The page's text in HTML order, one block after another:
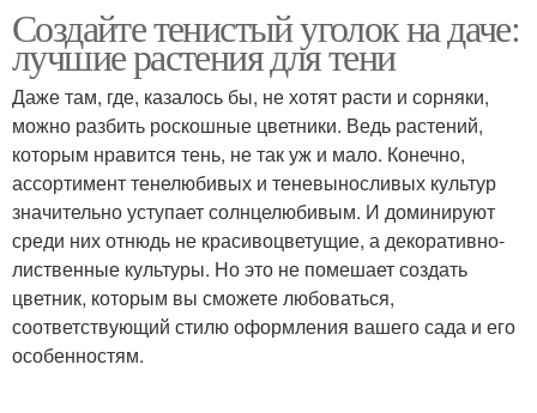
Создайте тенистый уголок на даче:
лучшие растения для тени
Даже там, где, казалось бы, не хотят расти и сорняки,
можно разбить роскошные цветники. Ведь растений,
которым нравится тень, не так уж и мало. Конечно,
ассортимент тенелюбивых и теневыносливых культур
значительно уступает солнцелюбивым. И доминируют
среди них отнюдь не красивоцветущие, а декоративно-
лиственные культуры. Но это не помешает создать
цветник, которым вы сможете любоваться,
соответствующий стилю оформления вашего сада и его
особенностям.